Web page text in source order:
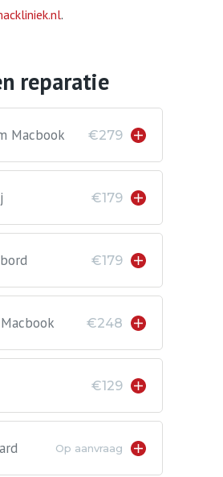
.
reparatie
Macbook €279
€179
€179
€248
€129
Op aanvraag